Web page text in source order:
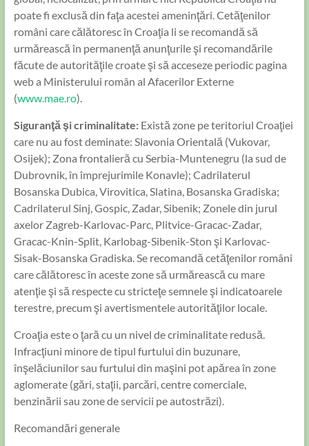
poate fi exclusă din faţa acestei ameninţări. Cetăţenilor
români care călătoresc în Croaţia li se recomandă să
urmărească în permanenţă anunţurile şi recomandările
făcute de autorităţile croate şi să acceseze periodic pagina
web a Ministerului român al Afacerilor Externe
(www.mae.ro).
Siguranţă şi criminalitate: Există zone pe teritoriul Croaţiei
care nu au fost deminate: Slavonia Orientală (Vukovar,
Osijek); Zona frontalieră cu Serbia-Muntenegru (la sud de
Dubrovnik, în împrejurimile Konavle); Cadrilaterul
Bosanska Dubica, Virovitica, Slatina, Bosanska Gradiska;
Cadrilaterul Sinj, Gospic, Zadar, Sibenik; Zonele din jurul
axelor Zagreb-Karlovac-Parc, Plitvice-Gracac-Zadar,
Gracac-Knin-Split, Karlobag-Sibenik-Ston şi Karlovac-
Sisak-Bosanska Gradiska. Se recomandă cetăţenilor români
care călătoresc în aceste zone să urmărească cu mare
atenţie şi să respecte cu stricteţe semnele şi indicatoarele
terestre, precum şi avertismentele autorităţilor locale.
Croaţia este o ţară cu un nivel de criminalitate redusă.
Infracţiuni minore de tipul furtului din buzunare,
înşelăciunilor sau furtului din maşini pot apărea în zone
aglomerate (gări, staţii, parcări, centre comerciale,
benzinării sau zone de servicii pe autostrăzi).
Recomandări generale